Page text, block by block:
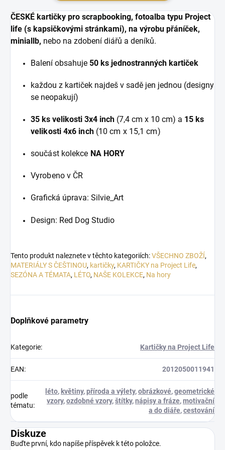
ČESKÉ kartičky pro scrapbooking, fotoalba typu Project
life (s kapsičkovými stránkami), na výrobu přáníček,
miniallb, nebo na zdobení diářů a deníků.
Balení obsahuje 50 ks jednostranných kartiček
každou z kartiček najdeš v sadě jen jednou (designy
se neopakují)
35 ks velikosti 3x4 inch (7,4 cm x 10 cm) a 15 ks
velikosti 4x6 inch(10 cm x 15,1 cm)
součást kolekce NA HORY
Vyrobeno v ČR
Grafická úprava: Silvie_Art
Design: Red Dog Studio
Tento produkt naleznete v těchto kategoriích:VŠECHNO ZBOŽÍ,
MATERIÁLY S ČEŠTINOU, kartičky, KARTIČKY na Project Life,
SEZÓNA A TÉMATA, LÉTO, NAŠE KOLEKCE, Na hory
Doplňkové parametry
Kategorie: Kartičky na Project Life
EAN: 2012050011941
podle
tématu:
léto, květiny,příroda a výlety,obrázkové,geometrické
vzory,ozdobné vzory,štítky,nápisy a fráze,motivační
a do diáře,cestování
Diskuze
Buďte první, kdo napíše příspěvek k této položce.